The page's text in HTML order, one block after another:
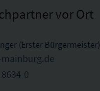
vor Ort
(Erster Bürgermeister)
mainburg.de
0